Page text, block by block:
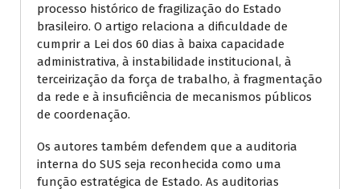
processo histórico de fragilização do Estado
brasileiro. O artigo relaciona a dificuldade de
cumprir a Lei dos 60 dias à baixa capacidade
administrativa, à instabilidade institucional, à
terceirização da força de trabalho, à fragmentação
da rede e à insuficiência de mecanismos públicos
de coordenação.
Os autores também defendem que a auditoria
interna do SUS seja reconhecida como uma
função estratégica de Estado. As auditorias